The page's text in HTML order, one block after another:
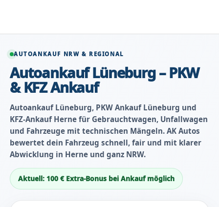
springen
AUTOANKAUF NRW & REGIONAL
Autoankauf Lüneburg – PKW
& KFZ Ankauf
Autoankauf Lüneburg, PKW Ankauf Lüneburg und
KFZ-Ankauf Herne für Gebrauchtwagen, Unfallwagen
und Fahrzeuge mit technischen Mängeln. AK Autos
bewertet dein Fahrzeug schnell, fair und mit klarer
Abwicklung in Herne und ganz NRW.
Aktuell: 100 € Extra-Bonus bei Ankauf möglich